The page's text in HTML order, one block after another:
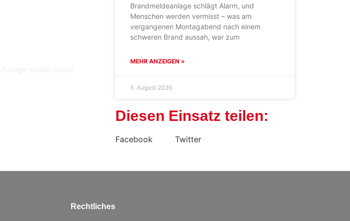
Brandmeldeanlage schlägt Alarm, und
Menschen werden vermisst – was am
vergangenen Montagabend nach einem
schweren Brand aussah, war zum
MEHR ANZEIGEN »
5. August 2026
Diesen Einsatz teilen:
Facebook Twitter
Rechtliches